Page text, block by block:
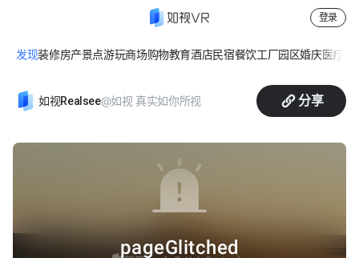
登录
发现装修房产景点游玩商场购物教育酒店民宿餐饮工厂园区婚庆医疗
中建二局张家湾安置房
如视Realsee@如视 真实如你所视 分享